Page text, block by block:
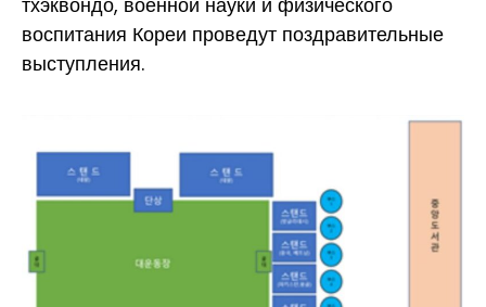
воспитания Кореи проведут поздравительные
выступления.